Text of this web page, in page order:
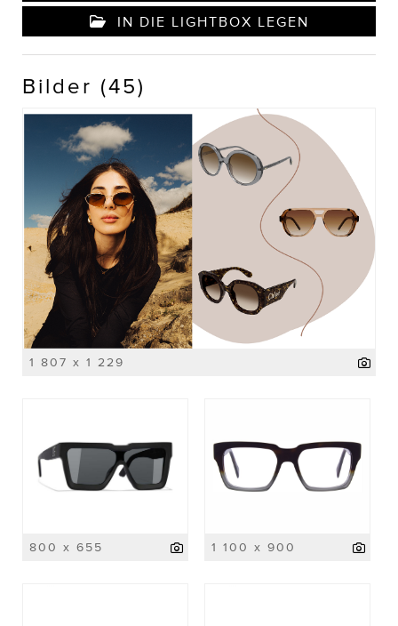
IN DIE LIGHTBOX LEGEN
Bilder (45)
1 807 x 1 229
800 x 655 1 100 x 900